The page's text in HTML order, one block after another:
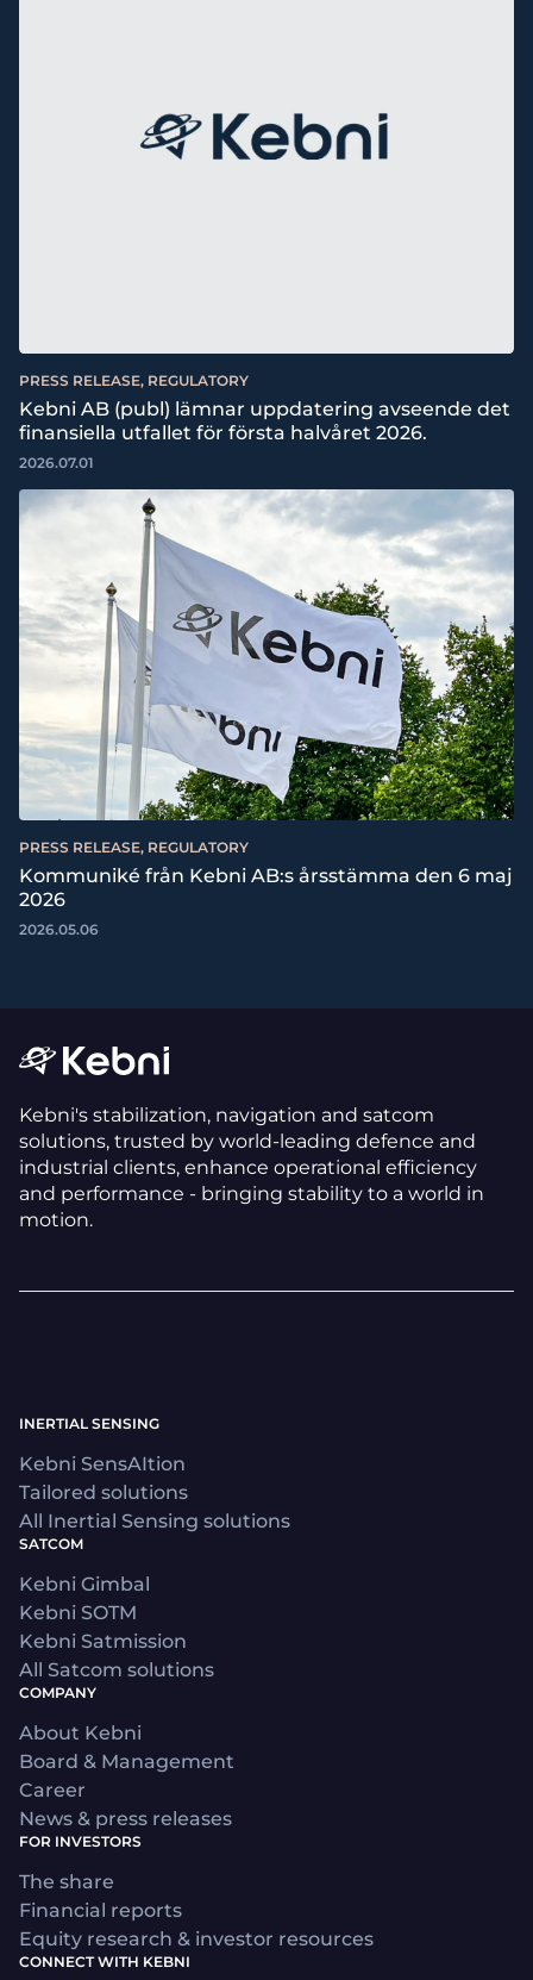
PRESS RELEASE, REGULATORY
Kebni AB (publ) lämnar uppdatering avseende det
finansiella utfallet för första halvåret 2026.
2026.07.01
PRESS RELEASE, REGULATORY
Kommuniké från Kebni AB:s årsstämma den 6 maj
2026
2026.05.06
Kebni's stabilization, navigation and satcom
solutions, trusted by world-leading defence and
industrial clients, enhance operational efficiency
and performance - bringing stability to a world in
motion.
INERTIAL SENSING
Kebni SensAItion
Tailored solutions
All Inertial Sensing solutions
SATCOM
Kebni Gimbal
Kebni SOTM
Kebni Satmission
All Satcom solutions
COMPANY
About Kebni
Board & Management
Career
News & press releases
FOR INVESTORS
The share
Financial reports
Equity research & investor resources
CONNECT WITH KEBNI